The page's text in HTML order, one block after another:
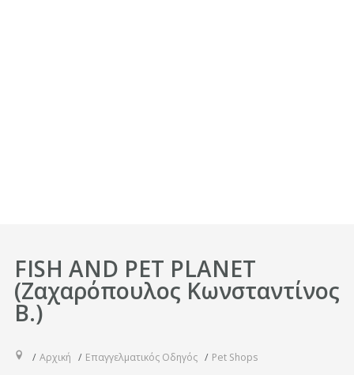
FISH AND PET PLANET
(Ζαχαρόπουλος Κωνσταντίνος
Β.)
Αρχική Επαγγελματικός Οδηγός Pet Shops